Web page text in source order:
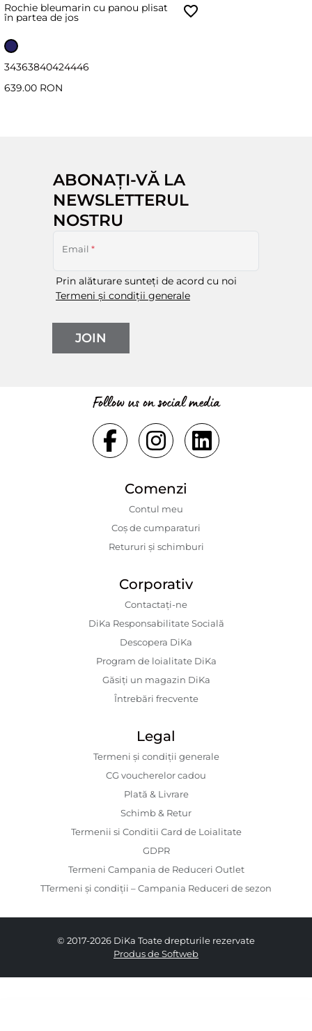
Rochie bleumarin cu panou plisat
în partea de jos
34363840424446
639.00 RON
ABONAȚI-VĂ LA
NEWSLETTERUL
NOSTRU
Email *
Prin alăturare sunteți de acord cu noi
Termeni și condiții generale
JOIN
Follow us on social media
Comenzi
Contul meu
Coș de cumparaturi
Retururi și schimburi
Corporativ
Contactaţi-ne
DiKa Responsabilitate Socială
Descopera DiKa
Program de loialitate DiKa
Găsiți un magazin DiKa
Întrebări frecvente
Legal
Termeni și condiții generale
CG voucherelor cadou
Plată & Livrare
Schimb & Retur
Termenii si Conditii Card de Loialitate
GDPR
Termeni Campania de Reduceri Outlet
TTermeni și condiții – Campania Reduceri de sezon
© 2017-2026 DiKa Toate drepturile rezervate
Produs de Softweb